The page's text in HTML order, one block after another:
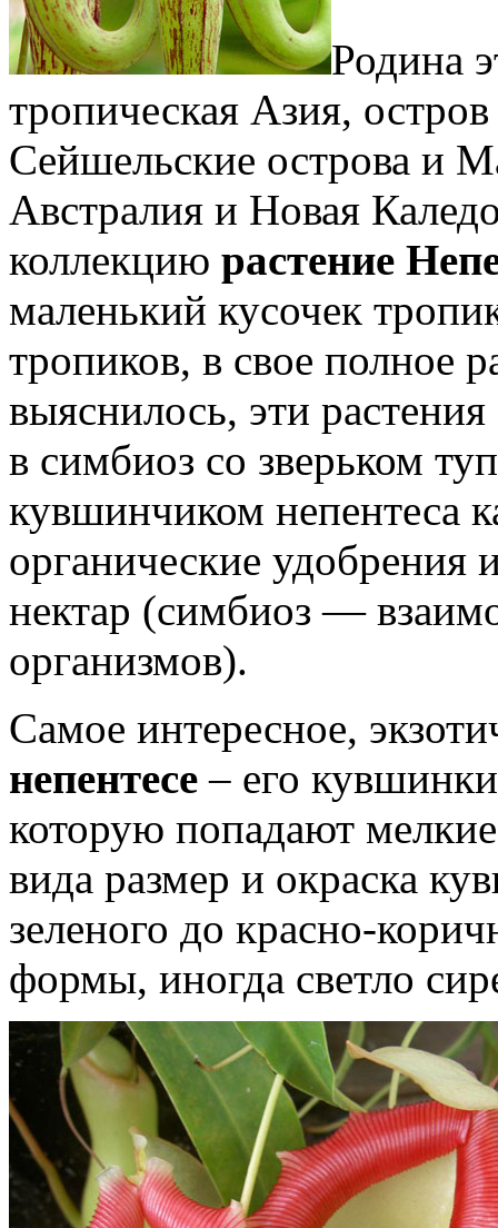
Родина
тропическая Азия,
Сейшельские острова и
Австралия и Новая
коллекцию растение
маленький кусочек
тропиков, в свое полное
выяснилось, эти
в симбиоз со зверьком
кувшинчиком непентеса
органические удобрения
нектар (симбиоз —
организмов).
Самое интересное,
непентесе – его
которую попадают
вида размер и окраска
зеленого до красно-
формы, иногда светло